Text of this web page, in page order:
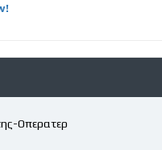
Οπερατερ